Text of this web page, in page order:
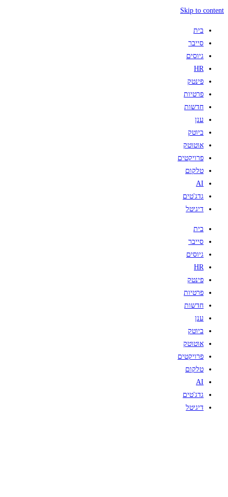
Skip to content
בית
סייבר
גיוסים
HR
פינטק
פרטיות
חדשות
ענן
ביוטק
אוטוטק
פרויקטים
טלקום
AI
גדג'טים
דיגיטל
בית
סייבר
גיוסים
HR
פינטק
פרטיות
חדשות
ענן
ביוטק
אוטוטק
פרויקטים
טלקום
AI
גדג'טים
דיגיטל